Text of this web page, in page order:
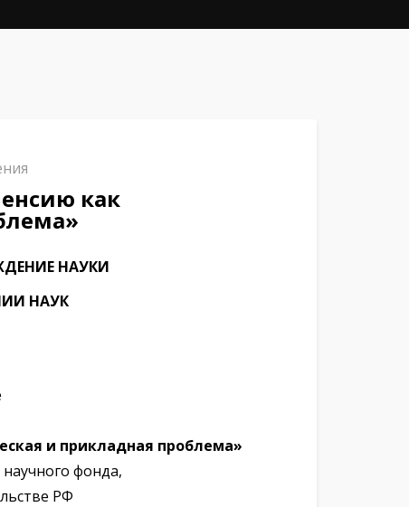
как
НАУКИ
НАУК
и прикладная проблема»
фонда,
РФ